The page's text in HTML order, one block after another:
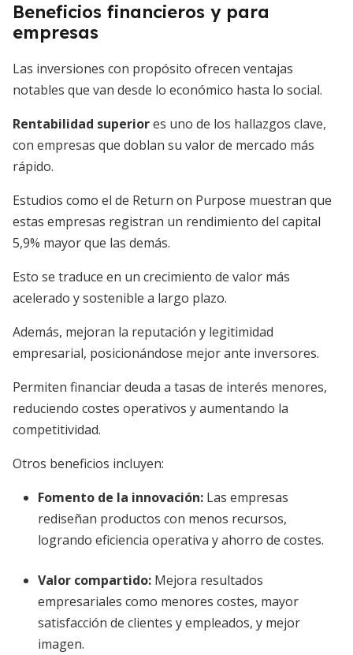
Beneficios financieros y para
empresas
Las inversiones con propósito ofrecen ventajas
notables que van desde lo económico hasta lo social.
Rentabilidad superiores uno de los hallazgos clave,
con empresas que doblan su valor de mercado más
rápido.
Estudios como el de Return on Purpose muestran que
estas empresas registran un rendimiento del capital
5,9% mayor que las demás.
Esto se traduce en un crecimiento de valor más
acelerado y sostenible a largo plazo.
Además, mejoran la reputación y legitimidad
empresarial, posicionándose mejor ante inversores.
Permiten financiar deuda a tasas de interés menores,
reduciendo costes operativos y aumentando la
competitividad.
Otros beneficios incluyen:
Fomento de la innovación: Las empresas
rediseñan productos con menos recursos,
logrando eficiencia operativa y ahorro de costes.
Valor compartido: Mejora resultados
empresariales como menores costes, mayor
satisfacción de clientes y empleados, y mejor
imagen.